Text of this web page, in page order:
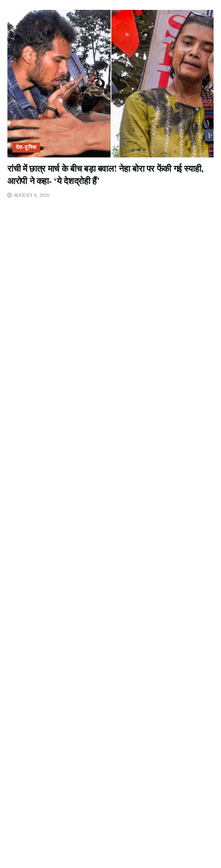
देश-दुनिया
रांची में छात्र मार्च के बीच बड़ा बवाल! नेहा बोरा पर फेंकी गई स्याही,
आरोपी ने कहा- ‘ये देशद्रोही हैं’
AUGUST 8, 2026